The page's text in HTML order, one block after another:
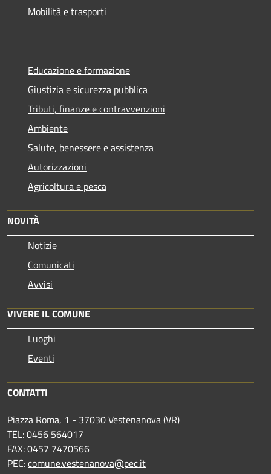
Mobilità e trasporti
Educazione e formazione
Giustizia e sicurezza pubblica
Tributi, finanze e contravvenzioni
Ambiente
Salute, benessere e assistenza
Autorizzazioni
Agricoltura e pesca
NOVITÀ
Notizie
Comunicati
Avvisi
VIVERE IL COMUNE
Luoghi
Eventi
CONTATTI
Piazza Roma, 1 - 37030 Vestenanova (VR)
TEL: 0456 564017
FAX: 0457 7470566
PEC:comune.vestenanova@pec.it